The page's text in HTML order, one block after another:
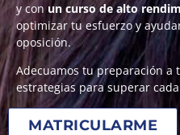
y conun curso de alto
optimizar tu esfuerzo y
oposición.
Adecuamos tu preparación a
estrategias para superar
MATRICULARME